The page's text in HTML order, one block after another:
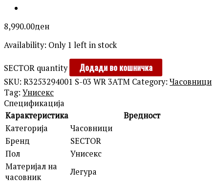
8,990.00ден
Availability: Only 1 left in stock
SECTOR quantity Додади во кошничка
SKU: R3253294001 S-03 WR 3ATM Category: Часовници
Tag: Унисекс
Спецификација
Карактеристика
Вредност
Категорија
Часовници
Бренд
SECTOR
Пол
Унисекс
Материјал на
часовник
Легура